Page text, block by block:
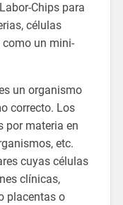
Chips para
células
un mini-
un organismo
correcto. Los
por materia en
etc.
cuyas células
clínicas,
placentas o